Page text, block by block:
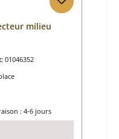
milieu
01046352
:
: 4-6 jours